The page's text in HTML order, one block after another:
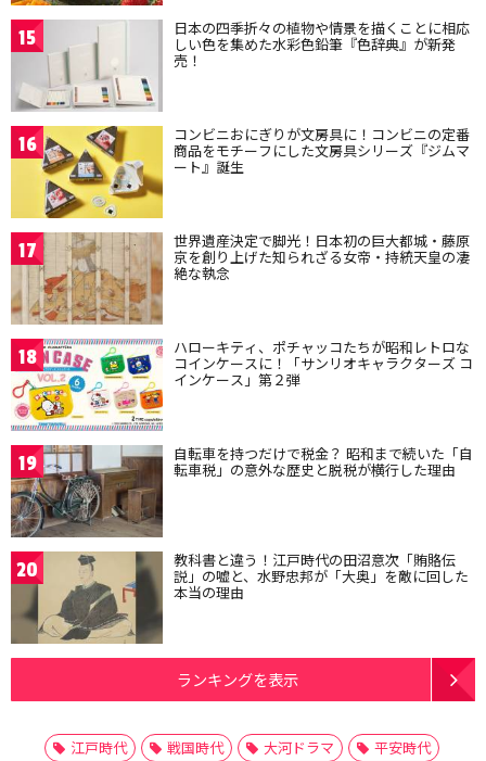
15 日本の四季折々の植物や情景を描くことに相応
しい色を集めた水彩色鉛筆『色辞典』が新発
売！
16 コンビニおにぎりが文房具に！コンビニの定番
商品をモチーフにした文房具シリーズ『ジムマ
ート』誕生
17 世界遺産決定で脚光！日本初の巨大都城・藤原
京を創り上げた知られざる女帝・持統天皇の凄
絶な執念
18 ハローキティ、ポチャッコたちが昭和レトロな
コインケースに！「サンリオキャラクターズ コ
インケース」第２弾
19 自転車を持つだけで税金？ 昭和まで続いた「自
転車税」の意外な歴史と脱税が横行した理由
20 教科書と違う！江戸時代の田沼意次「賄賂伝
説」の嘘と、水野忠邦が「大奥」を敵に回した
本当の理由
ランキングを表示
江戸時代 戦国時代 大河ドラマ
平安時代